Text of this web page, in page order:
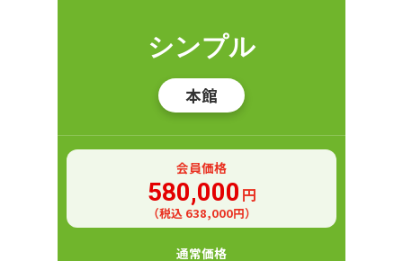
シンプル
本館
会員価格
580,000 円
（税込 638,000円）
通常価格